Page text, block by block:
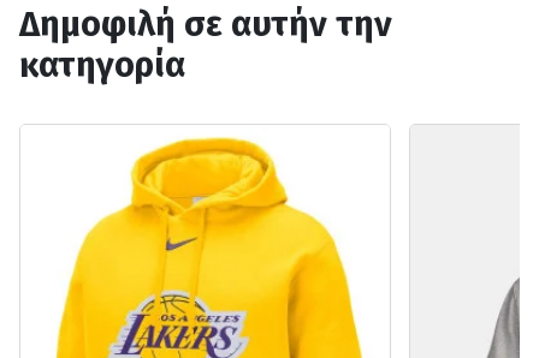
Δημοφιλή σε αυτήν την
κατηγορία